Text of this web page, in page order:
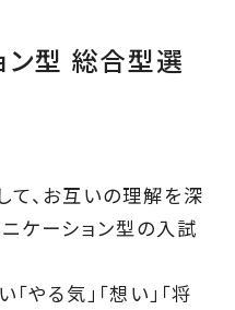
ン型 総合型選
、お互いの理解を深
ケーション型の入試
る気」「想い」「将